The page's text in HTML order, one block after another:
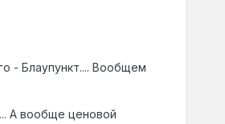
- Блаупункт.... Вообщем
А вообще ценовой